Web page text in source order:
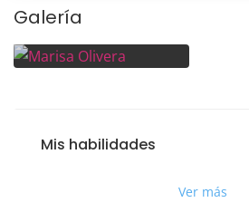
Galería
Mis habilidades
Ver más